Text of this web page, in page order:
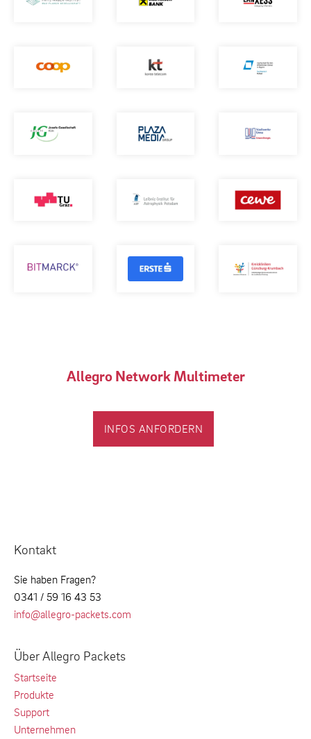
Allegro Network Multimeter
INFOS ANFORDERN
Kontakt
Sie haben Fragen?
0341 / 59 16 43 53
info@allegro-packets.com
Über Allegro Packets
Startseite
Produkte
Support
Unternehmen